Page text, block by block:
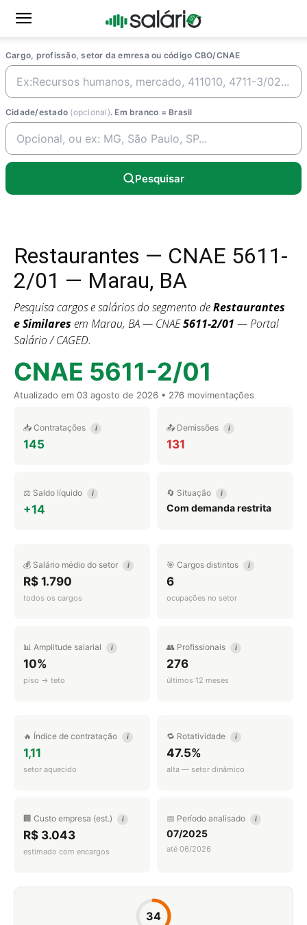
Cargo, profissão, setor da emresa ou código CBO/CNAE
Cidade/estado (opcional). Em branco = Brasil
Pesquisar
Restaurantes — CNAE 5611-
2/01 — Marau, BA
Pesquisa cargos e salários do segmento deRestaurantes
e Similares em Marau, BA — CNAE5611-2/01 — Portal
Salário / CAGED.
CNAE 5611-2/01
Atualizado em 03 agosto de 2026 • 276 movimentações
📥 Contratações i
145
📤 Demissões i
131
⚖️ Saldo líquido i
+14
🔄 Situação i
Com demanda restrita
💰 Salário médio do setor i
R$ 1.790
todos os cargos
🎯 Cargos distintos i
6
ocupações no setor
📊 Amplitude salarial i
10%
piso → teto
👥 Profissionais i
276
últimos 12 meses
🔥 Índice de contratação i
1,11
setor aquecido
🔁 Rotatividade i
47.5%
alta — setor dinâmico
🏢 Custo empresa (est.) i
R$ 3.043
estimado com encargos
📅 Período analisado i
07/2025
até 06/2026
34